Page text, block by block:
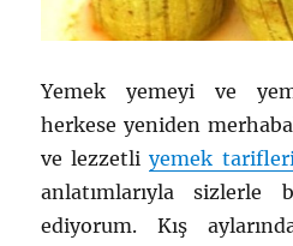
Yemek yemeyi ve
herkese yeniden
ve lezzetliyemek
anlatımlarıyla sizlerle
ediyorum. Kış